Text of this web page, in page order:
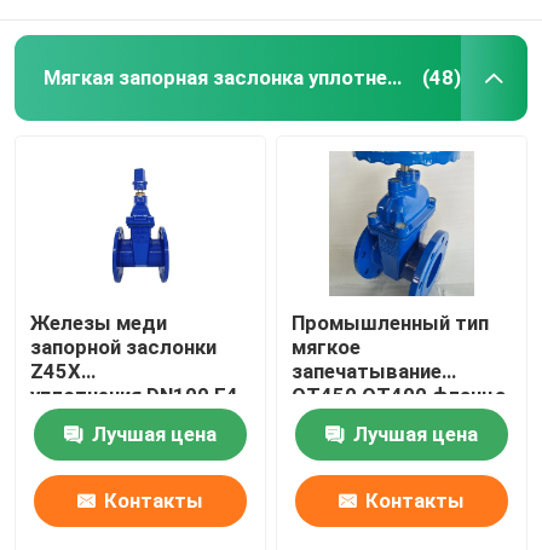
Мягкая запорная заслонка уплотнения (48)
Железы меди
запорной заслонки
Z45X
уплотнения DN100 F4
запорная заслонка
места мягкой
жизнерадостная
Лучшая цена
Контакты
Промышленный тип
мягкое
запечатывание
QT450 QT400 фланца
запорной заслонки
GGG40
промышленное
Лучшая цена
Контакты